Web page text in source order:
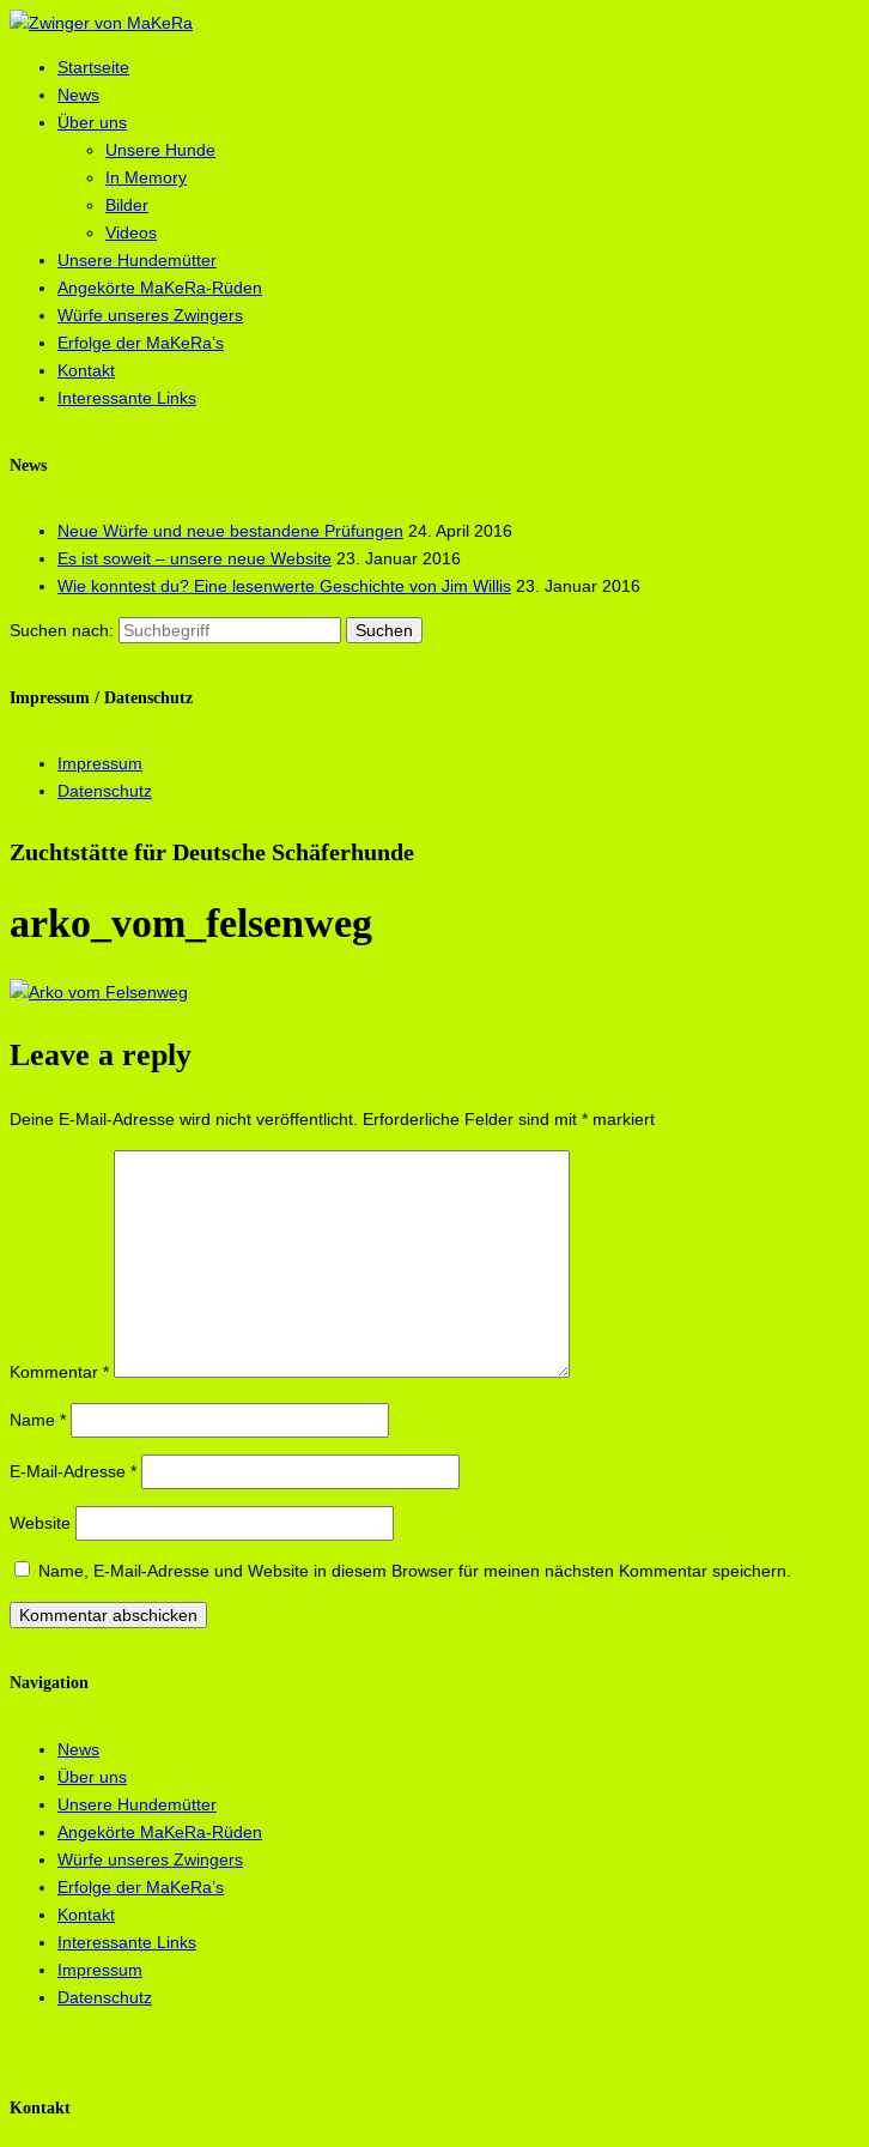
Startseite
News
Über uns
Unsere Hunde
In Memory
Bilder
Videos
Unsere Hundemütter
Angekörte MaKeRa-Rüden
Würfe unseres Zwingers
Erfolge der MaKeRa’s
Kontakt
Interessante Links
News
Neue Würfe und neue bestandene Prüfungen 24. April 2016
Es ist soweit – unsere neue Website 23. Januar 2016
Wie konntest du? Eine lesenwerte Geschichte von Jim Willis 23. Januar 2016
Suchen nach:
Impressum / Datenschutz
Impressum
Datenschutz
Zuchtstätte für Deutsche Schäferhunde
arko_vom_felsenweg
Leave a reply
Deine E-Mail-Adresse wird nicht veröffentlicht. Erforderliche Felder sind mit * markiert
Kommentar *
Name *
E-Mail-Adresse *
Website
Name, E-Mail-Adresse und Website in diesem Browser für meinen nächsten Kommentar speichern.
Navigation
News
Über uns
Unsere Hundemütter
Angekörte MaKeRa-Rüden
Würfe unseres Zwingers
Erfolge der MaKeRa’s
Kontakt
Interessante Links
Impressum
Datenschutz
Kontakt